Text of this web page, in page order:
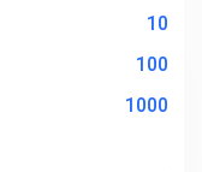
10
100
1000